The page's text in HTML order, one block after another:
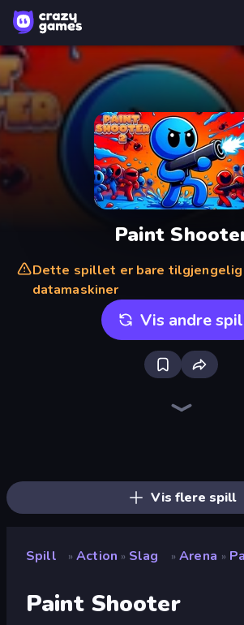
Paint
Dette spillet er bare tilgjengelig
datamaskiner
Vis andre
Vis flere spill
Spill » Action » Slag » Arena »
Paint Shooter